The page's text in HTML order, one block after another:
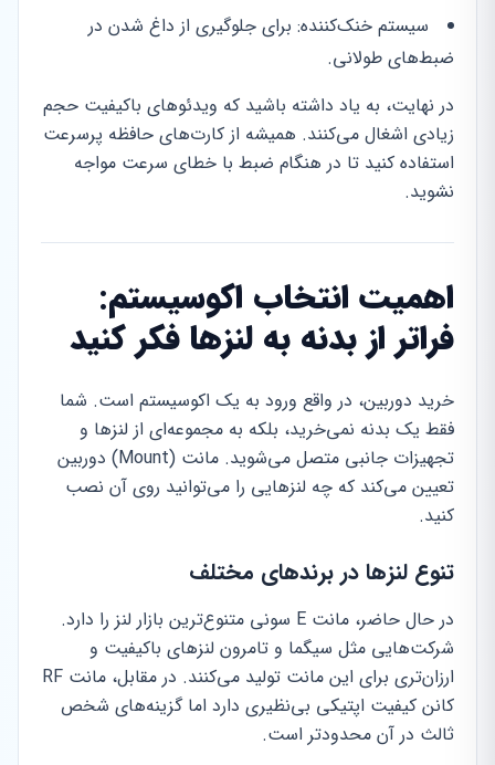
سیستم خنک‌کننده: برای جلوگیری از داغ شدن در
ضبط‌های طولانی.
در نهایت، به یاد داشته باشید که ویدئوهای باکیفیت حجم
زیادی اشغال می‌کنند. همیشه از کارت‌های حافظه پرسرعت
استفاده کنید تا در هنگام ضبط با خطای سرعت مواجه
نشوید.
اهمیت انتخاب اکوسیستم:
فراتر از بدنه به لنزها فکر کنید
خرید دوربین، در واقع ورود به یک اکوسیستم است. شما
فقط یک بدنه نمی‌خرید، بلکه به مجموعه‌ای از لنزها و
تجهیزات جانبی متصل می‌شوید. مانت (Mount) دوربین
تعیین می‌کند که چه لنزهایی را می‌توانید روی آن نصب
کنید.
تنوع لنزها در برندهای مختلف
در حال حاضر، مانت E سونی متنوع‌ترین بازار لنز را دارد.
شرکت‌هایی مثل سیگما و تامرون لنزهای باکیفیت و
ارزان‌تری برای این مانت تولید می‌کنند. در مقابل، مانت RF
کانن کیفیت اپتیکی بی‌نظیری دارد اما گزینه‌های شخص
ثالث در آن محدودتر است.